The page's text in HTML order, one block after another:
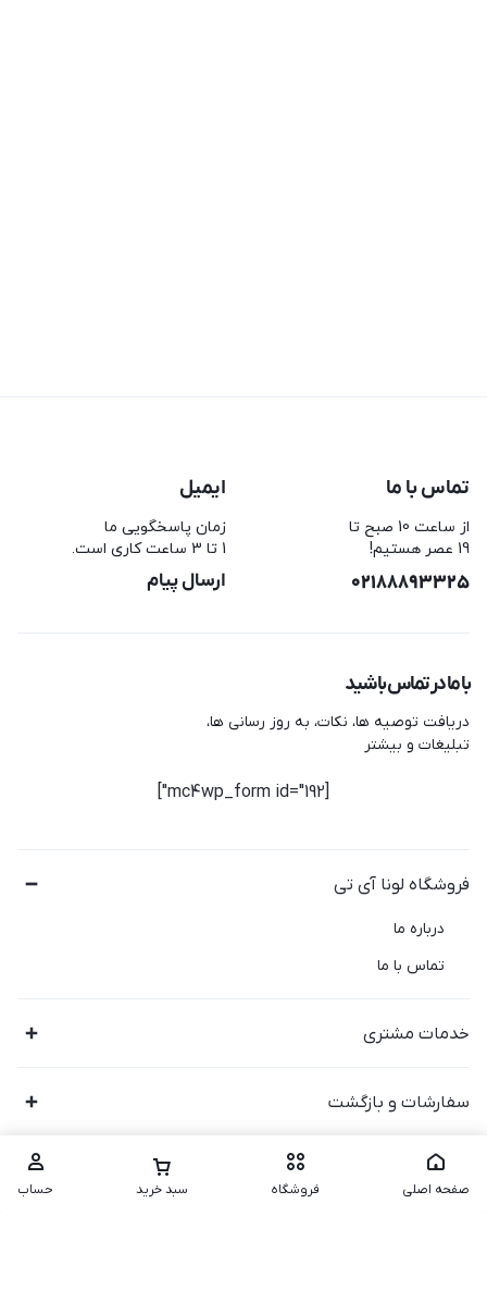
تماس با ما
از ساعت 10 صبح تا
19 عصر هستیم!
02188893325
ایمیل
زمان پاسخگویی ما
1 تا 3 ساعت کاری است.
ارسال پیام
با ما در تماس باشید
دریافت توصیه ها، نکات، به روز رسانی ها،
تبلیغات و بیشتر
[mc4wp_form id="192"]
فروشگاه لونا آی تی
درباره ما
تماس با ما
خدمات مشتری
سفارشات و بازگشت
صفحه اصلی فروشگاه سبد خرید حساب